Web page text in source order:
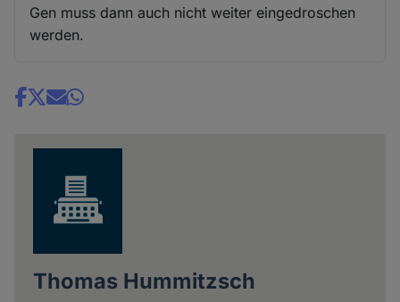
Gen muss dann auch nicht weiter eingedroschen
werden.
Share
Thomas Hummitzsch